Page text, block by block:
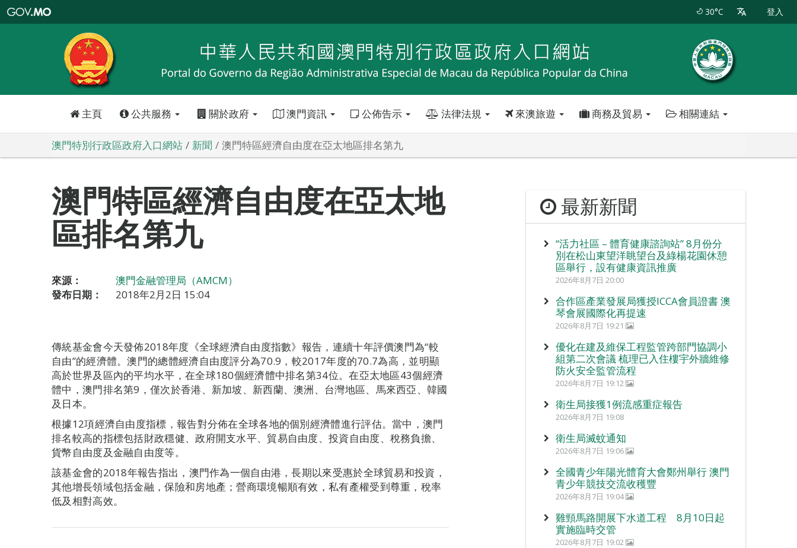
特
政
區
政
口
30°C 登入
主頁 公共服務 關於政府 澳門資訊 公佈告示 法律法規 來澳旅遊 商務及貿易 相關連結
澳門特別行政區政府入口網站 新聞 澳門特區經濟自由度在亞太地區排名第九
澳門特區經濟自由度在亞太地
區排名第九
來源：
澳門金融管理局（AMCM）
發布日期：
2018年2月2日 15:04
傳統基金會今天發佈2018年度《全球經濟自由度指數》報告，連續十年評價澳門為“較
自由”的經濟體。澳門的總體經濟自由度評分為70.9，較2017年度的70.7為高，並明顯
高於世界及區內的平均水平，在全球180個經濟體中排名第34位。在亞太地區43個經濟
體中，澳門排名第9，僅次於香港、新加坡、新西蘭、澳洲、台灣地區、馬來西亞、韓國
及日本。
根據12項經濟自由度指標，報告對分佈在全球各地的個別經濟體進行評估。當中，澳門
排名較高的指標包括財政穩健、政府開支水平、貿易自由度、投資自由度、稅務負擔、
貨幣自由度及金融自由度等。
該基金會的2018年報告指出，澳門作為一個自由港，長期以來受惠於全球貿易和投資，
其他增長領域包括金融，保險和房地產；營商環境暢順有效，私有產權受到尊重，稅率
低及相對高效。
最新新聞
“活力社區 – 體育健康諮詢站” 8月份分
別在松山東望洋眺望台及綠楊花園休憩
區舉行，設有健康資訊推廣
2026年8月7日 20:00
合作區產業發展局獲授ICCA會員證書 澳
琴會展國際化再提速
2026年8月7日 19:21
優化在建及維保工程監管跨部門協調小
組第二次會議 梳理已入住樓宇外牆維修
防火安全監管流程
2026年8月7日 19:12
衛生局接獲1例流感重症報告
2026年8月7日 19:08
衛生局滅蚊通知
2026年8月7日 19:06
全國青少年陽光體育大會鄭州舉行 澳門
青少年競技交流收穫豐
2026年8月7日 19:04
雞頸馬路開展下水道工程 8月10日起
實施臨時交管
2026年8月7日 19:02